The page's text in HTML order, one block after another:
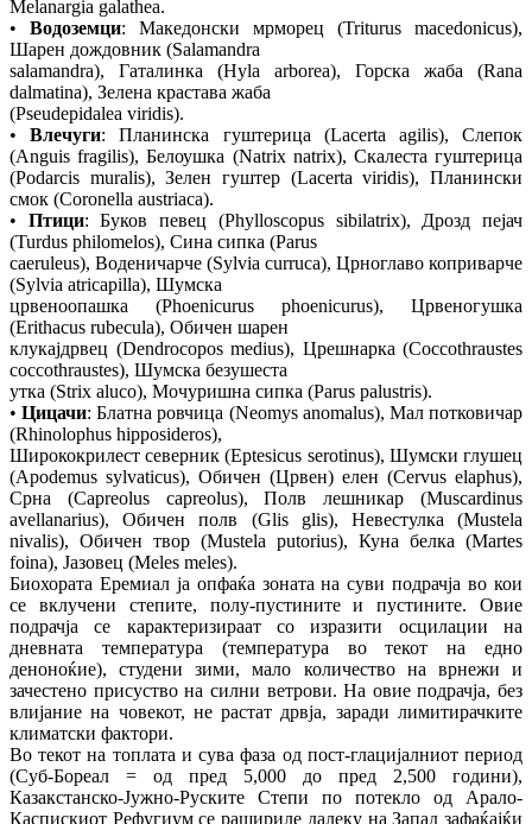
Melanargia galathea.
• Водоземци: Македонски мрморец (Triturus macedonicus),
Шарен дождовник (Salamandra
salamandra), Гаталинка (Hyla arborea), Горска жаба (Rana
dalmatina), Зелена крастава жаба
(Pseudepidalea viridis).
•Влечуги: Планинска гуштерица (Lacerta agilis), Слепок
(Anguis fragilis), Белоушка (Natrix natrix), Скалеста гуштерица
(Podarcis muralis), Зелен гуштер (Lacerta viridis), Планински
смок (Coronella austriaca).
• Птици: Буков певец (Phylloscopus sibilatrix), Дрозд пејач
(Turdus philomelos), Сина сипка (Parus
caeruleus), Воденичарче (Sylvia curruca), Црноглаво коприварче
(Sylvia atricapilla), Шумска
црвеноопашка (Phoenicurus phoenicurus), Црвеногушка
(Erithacus rubecula), Обичен шарен
клукајдрвец (Dendrocopos medius), Црешнарка (Coccothraustes
coccothraustes), Шумска безушеста
утка (Strix aluco), Мочуришна сипка (Parus palustris).
•Цицачи: Блатна ровчица (Neomys anomalus), Мал потковичар
(Rhinolophus hipposideros),
Ширококрилест северник (Eptesicus serotinus), Шумски глушец
(Apodemus sylvaticus), Обичен (Црвен) елен (Cervus elaphus),
Срна (Capreolus capreolus), Полв лешникар (Muscardinus
avellanarius), Обичен полв (Glis glis), Невестулка (Mustela
nivalis), Обичен твор (Mustela putorius), Куна белка (Martes
foina), Јазовец (Meles meles).
Биохората Еремиал ја опфаќа зоната на суви подрачја во кои
се вклучени степите, полу‐пустините и пустините. Овие
подрачја се карактеризираат со изразити осцилации на
дневната температура (температура во текот на едно
деноноќие), студени зими, мало количество на врнежи и
зачестено присуство на силни ветрови. На овие подрачја, без
влијание на човекот, не растат дрвја, заради лимитирачките
климатски фактори.
Во текот на топлата и сува фаза од пост‐глацијалниот период
(Суб‐Бореал = од пред 5,000 до пред 2,500 години),
Казакстанско‐Јужно‐Руските Степи по потекло од Арало‐
Каспискиот Рефугиум се рашириле далеку на Запад зафаќајќи